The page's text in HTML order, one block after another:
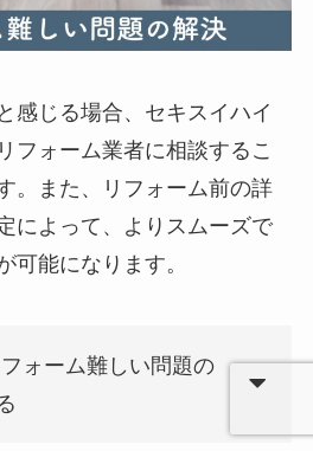
感じる場合、セキスイハイ
フォーム業者に相談するこ
。また、リフォーム前の詳
によって、よりスムーズで
可能になります。
ォーム難しい問題の